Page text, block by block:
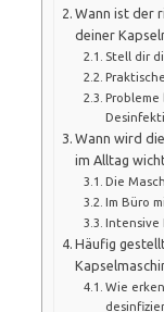
Wann ist der
deiner
Stell dir
Wann wird
im Alltag
Die
Im Büro
Intensive
Häufig
Wie